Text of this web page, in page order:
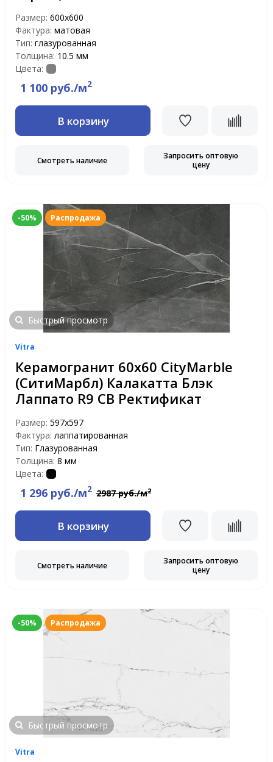
Размер: 600х600
Фактура: матовая
Тип: глазурованная
Толщина: 10.5 мм
Цвета:
1 100 руб./м2
В корзину
Смотреть наличие
Запросить оптовую
цену
-50% Распродажа
Быстрый просмотр
Vitra
Керамогранит 60х60 CityMarble
(СитиМарбл) Калакатта Блэк
Лаппато R9 CB Ректификат
Размер: 597х597
Фактура: лаппатированная
Тип: Глазурованная
Толщина: 8 мм
Цвета:
1 296 руб./м2 2987 руб./м2
В корзину
Смотреть наличие
Запросить оптовую
цену
-50% Распродажа
Быстрый просмотр
Vitra